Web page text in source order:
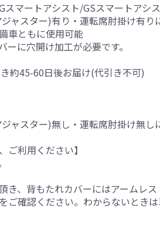
マートアシスト/GSスマートアシ
ャスター)有り・運転席肘掛け有り
車ともに使用可能
に穴開け加工が必要です。
約45-60日後お届け(代引き不可)
ャスター)無し・運転席肘掛け無し
ご利用ください】
き、背もたれカバーにはアームレ
確認ください。わからないとき